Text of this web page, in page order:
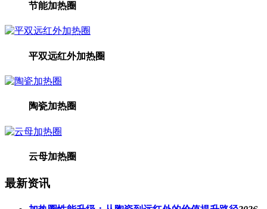
节能加热圈
平双远红外加热圈
陶瓷加热圈
云母加热圈
最新资讯